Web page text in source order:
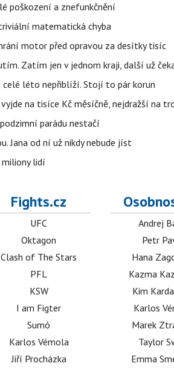
poškození a znefunkčnění
matematická chyba
motor před opravou za desítky tisíc
Zatím jen v jednom kraji, další už
celé léto nepřiblíží. Stojí to pár korun
na tisíce Kč měsíčně, nejdražší na
parádu nestačí
Jana od ní už nikdy nebude jíst
lidí
Fights.cz
UFC
Oktagon
Clash of The Stars
PFL
KSW
I am Figter
Sumó
Karlos Vémola
Jiří Procházka
Andrej
Petr
Hana
Kazma
Kim
Karlos
Marek
Taylor
Emma